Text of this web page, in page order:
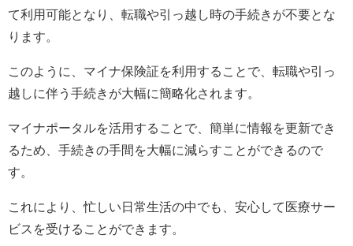
て利用可能となり、転職や引っ越し時の手続きが不要とな
ります。
このように、マイナ保険証を利用することで、転職や引っ
越しに伴う手続きが大幅に簡略化されます。
マイナポータルを活用することで、簡単に情報を更新でき
るため、手続きの手間を大幅に減らすことができるので
す。
これにより、忙しい日常生活の中でも、安心して医療サー
ビスを受けることができます。